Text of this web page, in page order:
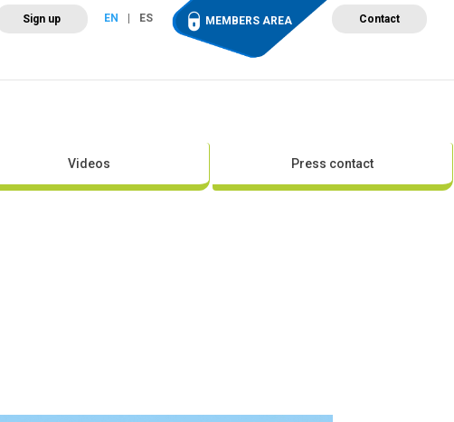
Sign up EN ES MEMBERS AREA Contact
Events Newsroom
Videos Press contact